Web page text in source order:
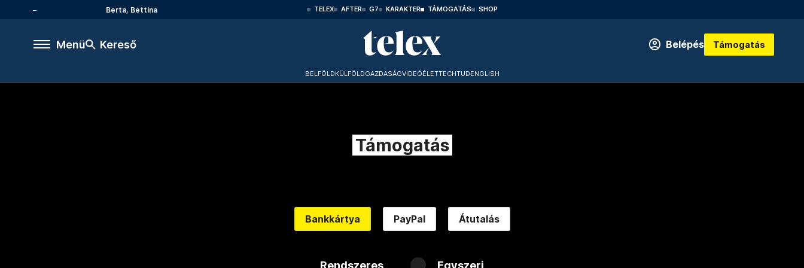
Berta, Bettina TELEX AFTER G7 KARAKTER TÁMOGATÁS SHOP
Menü Kereső Belépés Támogatás
BELFÖLDKÜLFÖLDGAZDASÁGVIDEÓÉLETTECHTUDENGLISH
Támogatás
Bankkártya PayPal Átutalás
Rendszeres Egyszeri